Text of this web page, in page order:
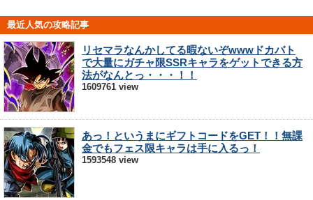
最近人気の攻略記事
リセマラなんかしてる暇ないぞwwwドカバト
で大量にガチャ限SSRキャラをゲットできる方
法がなんとっ・・・！！
1609761 view
あっ！というまにギフトコードをGET！！無課
金でもフェス限キャラは手に入るっ！
1593548 view